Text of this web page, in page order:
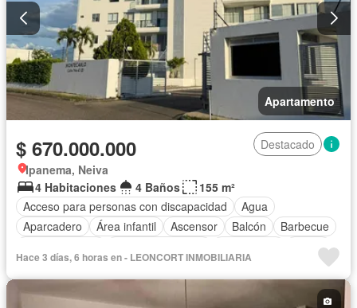
Apartamento
$ 670.000.000
Destacado
Ipanema, Neiva
4 Habitaciones
4 Baños
155 m²
Acceso para personas con discapacidad
Agua
Aparcadero
Área infantil Ascensor Balcón
Barbecue
Jardín
Piscina
Seguridad privada Tanque de agua
Hace 3 días, 6 horas en - LEONCORT INMOBILIARIA